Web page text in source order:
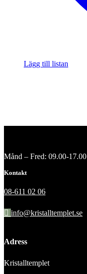
Lägg till listan
Månd – Fred: 09.00-17.00
Kontakt
08-611 02 06
info@kristalltemplet.se
Adress
Kristalltemplet